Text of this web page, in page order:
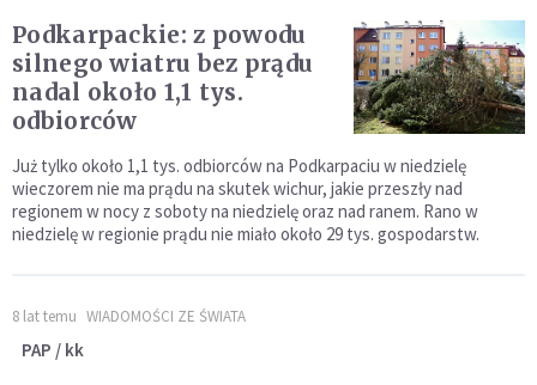
Podkarpackie: z powodu
silnego wiatru bez prądu
nadal około 1,1 tys.
odbiorców
Już tylko około 1,1 tys. odbiorców na Podkarpaciu w niedzielę
wieczorem nie ma prądu na skutek wichur, jakie przeszły nad
regionem w nocy z soboty na niedzielę oraz nad ranem. Rano w
niedzielę w regionie prądu nie miało około 29 tys. gospodarstw.
8 lat temu WIADOMOŚCI ZE ŚWIATA
PAP / kk